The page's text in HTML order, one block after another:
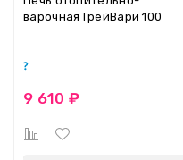
варочная ГрейВари 100
9 610 ₽